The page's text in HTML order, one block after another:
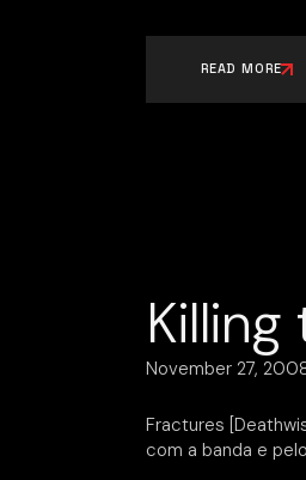
READ MORE
Killing
November 27,
Fractures
com a banda e